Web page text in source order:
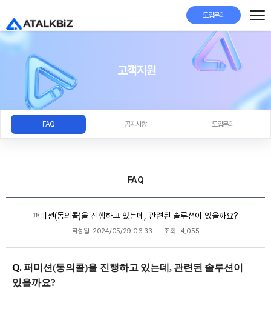
도입문의
고객지원
FAQ 공지사항 도입문의
FAQ
퍼미션(동의콜)을 진행하고 있는데, 관련된 솔루션이 있을까요?
작성일 2024/05/29 06:33 조회 4,055
Q. 퍼미션(동의콜)을 진행하고 있는데, 관련된 솔루션이
있을까요?